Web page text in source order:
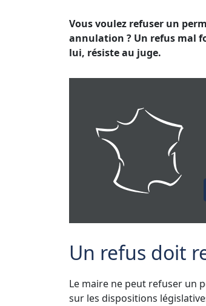
Vous voulez refuser un
annulation ? Un refus mal
lui, résiste au juge.
Un refus doit
Le maire ne peut refuser un
sur les dispositions